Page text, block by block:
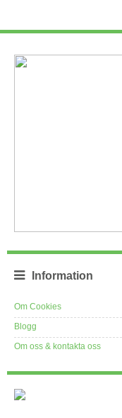
Information
Om Cookies
Blogg
Om oss & kontakta oss